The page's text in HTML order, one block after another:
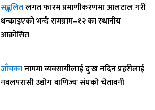
सङ्कलितलगत फारम प्रमाणीकरणमा आलटाल गरी
थन्काइएको भन्दै रामग्राम–१२ का स्थानीय
आक्रोसित
जाँचकानाममा व्यवसायीलाई दुःख नदिन प्रहरीलाई
नवलपरासी उद्योग वाणिज्य संघको चेतावनी